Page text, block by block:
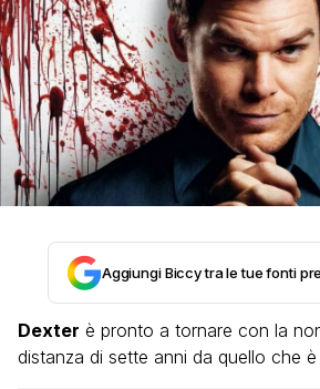
Aggiungi Biccy tra le tue fonti
Dexter è pronto a tornare con la
distanza di sette anni da quello che